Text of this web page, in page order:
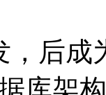
，后成